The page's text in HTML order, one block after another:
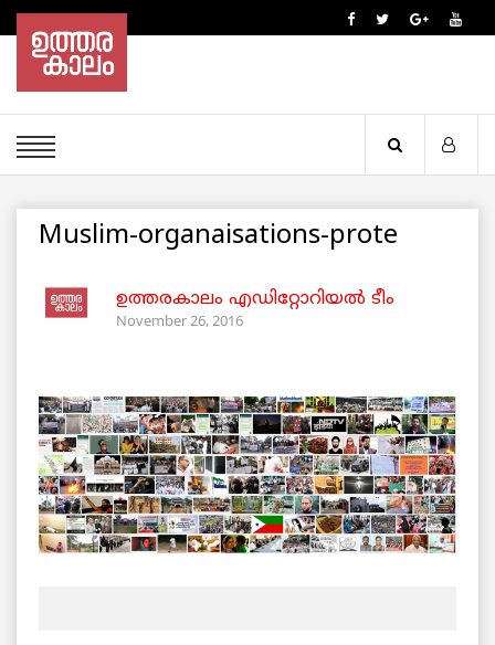
Muslim-organaisations-prote
ഉത്തരകാലം എഡിറ്റോറിയല്‍ ടീം
November 26, 2016